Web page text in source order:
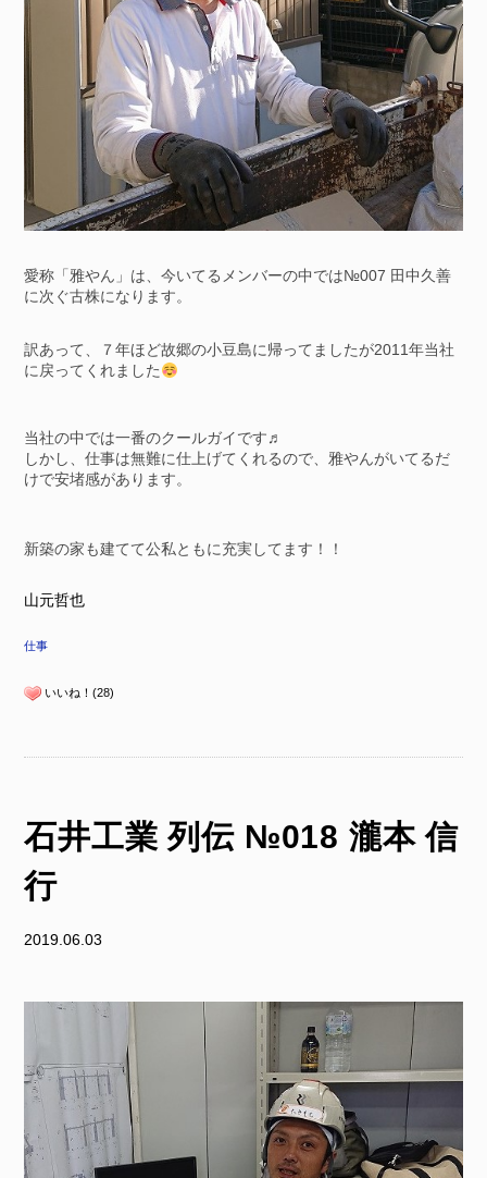
愛称「雅やん」は、今いてるメンバーの中では№007 田中久善
に次ぐ古株になります。
訳あって、７年ほど故郷の小豆島に帰ってましたが2011年当社
に戻ってくれました
当社の中では一番のクールガイです♬
しかし、仕事は無難に仕上げてくれるので、雅やんがいてるだ
けで安堵感があります。
新築の家も建てて公私ともに充実してます！！
山元哲也
仕事
いいね！(28)
石井工業 列伝 №018 瀧本 信
行
2019.06.03